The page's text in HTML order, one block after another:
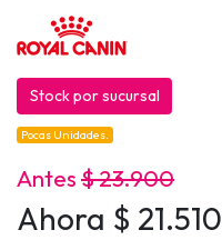
Stock por sucursal
Pocas Unidades.
Antes$ 23.900
Ahora $ 21.510